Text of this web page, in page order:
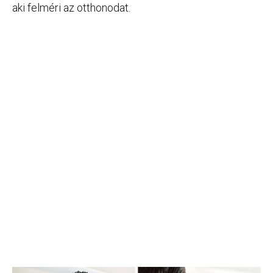
aki felméri az otthonodat.